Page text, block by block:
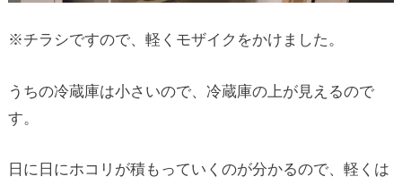
※チラシですので、軽くモザイクをかけました。
うちの冷蔵庫は小さいので、冷蔵庫の上が見えるので
す。
日に日にホコリが積もっていくのが分かるので、軽くは